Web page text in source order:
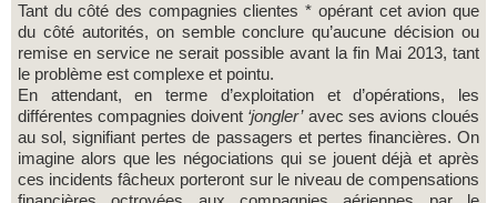
Tant du côté des compagnies clientes * opérant cet avion que
du côté autorités, on semble conclure qu’aucune décision ou
remise en service ne serait possible avant la fin Mai 2013, tant
le problème est complexe et pointu.
En attendant, en terme d’exploitation et d’opérations, les
différentes compagnies doivent ‘jongler’avec ses avions cloués
au sol, signifiant pertes de passagers et pertes financières. On
imagine alors que les négociations qui se jouent déjà et après
ces incidents fâcheux porteront sur le niveau de compensations